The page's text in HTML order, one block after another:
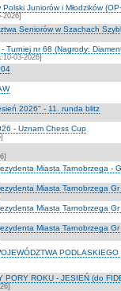
Juniorów i Młodzików
2026]
Seniorów w Szachach
Turniej nr 68 (Nagrody:
03-2026]
2026" - 11. runda blitz
- Uznam Chess Cup
Miasta Tarnobrzega -
Miasta Tarnobrzega
Miasta Tarnobrzega
Miasta Tarnobrzega Gr
PORY ROKU - JESIEŃ (do